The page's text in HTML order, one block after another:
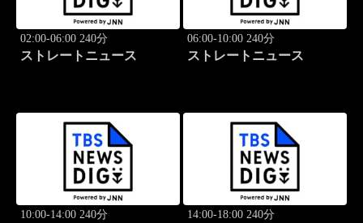
02:00-06:00 240分
ストレートニュース
06:00-10:00 240分
ストレートニュース
10:00-14:00 240分 14:00-18:00 240分